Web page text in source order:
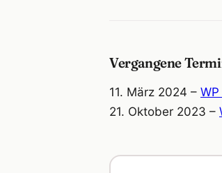
Vergangene
11. März 2024 –
21. Oktober 2023 –